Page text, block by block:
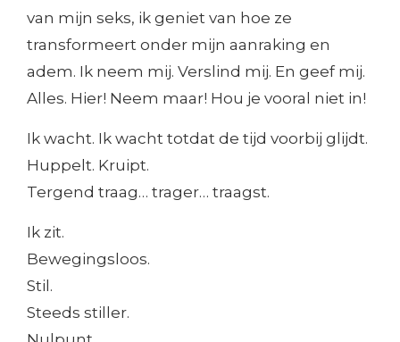
van mijn seks, ik geniet van hoe ze
transformeert onder mijn aanraking en
adem. Ik neem mij. Verslind mij. En geef mij.
Alles. Hier! Neem maar! Hou je vooral niet in!
Ik wacht. Ik wacht totdat de tijd voorbij glijdt.
Huppelt. Kruipt.
Tergend traag… trager… traagst.
Ik zit.
Bewegingsloos.
Stil.
Steeds stiller.